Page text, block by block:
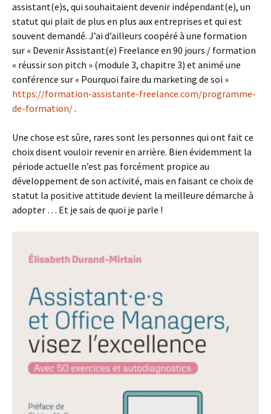
assistant(e)s, qui souhaitaient devenir indépendant(e), un
statut qui plait de plus en plus aux entreprises et qui est
souvent demandé. J’ai d’ailleurs coopéré à une formation
sur « Devenir Assistant(e) Freelance en 90 jours / formation
« réussir son pitch » (module 3, chapitre 3) et animé une
conférence sur « Pourquoi faire du marketing de soi »
https://formation-assistante-freelance.com/programme-
de-formation/.
Une chose est sûre, rares sont les personnes qui ont fait ce
choix disent vouloir revenir en arrière. Bien évidemment la
période actuelle n’est pas forcément propice au
développement de son activité, mais en faisant ce choix de
statut la positive attitude devient la meilleure démarche à
adopter … Et je sais de quoi je parle !